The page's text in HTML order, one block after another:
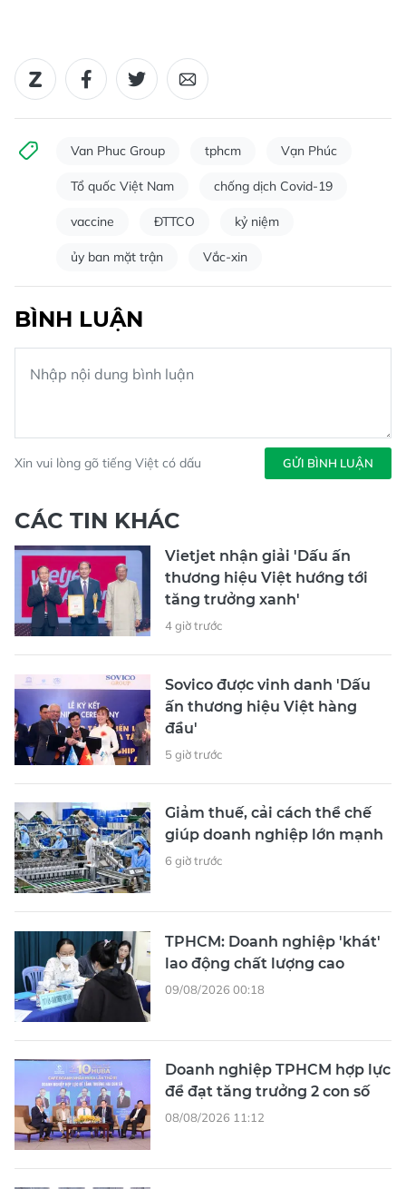
Van Phuc Group tphcm Vạn Phúc
Tổ quốc Việt Nam chống dịch Covid-19
vaccine ĐTTCO kỷ niệm
ủy ban mặt trận Vắc-xin
BÌNH LUẬN
Xin vui lòng gõ tiếng Việt có dấu GỬI BÌNH LUẬN
CÁC TIN KHÁC
Vietjet nhận giải 'Dấu ấn
thương hiệu Việt hướng tới
tăng trưởng xanh'
4 giờ trước
Sovico được vinh danh 'Dấu
ấn thương hiệu Việt hàng
đầu'
5 giờ trước
Giảm thuế, cải cách thể chế
giúp doanh nghiệp lớn mạnh
6 giờ trước
TPHCM: Doanh nghiệp 'khát'
lao động chất lượng cao
09/08/2026 00:18
Doanh nghiệp TPHCM hợp lực
để đạt tăng trưởng 2 con số
08/08/2026 11:12